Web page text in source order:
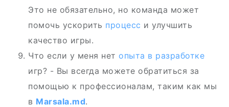
Это не обязательно, но команда может
помочь ускорить процесс и улучшить
качество игры.
Что если у меня нет опыта в разработке
игр? - Вы всегда можете обратиться за
помощью к профессионалам, таким как мы
в Marsala.md.